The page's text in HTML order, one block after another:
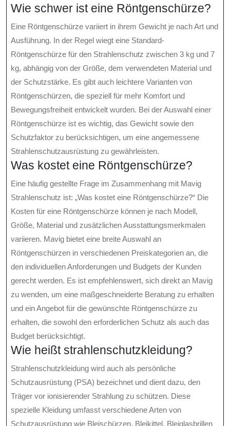
Wie schwer ist eine Röntgenschürze?
Eine Röntgenschürze variiert in ihrem Gewicht je nach Art und
Ausführung. In der Regel wiegt eine Standard-
Röntgenschürze für den Strahlenschutz zwischen 3 kg und 7
kg, abhängig von der Größe, dem verwendeten Material und
der Schutzstärke. Es gibt auch leichtere Varianten von
Röntgenschürzen, die speziell für mehr Komfort und
Bewegungsfreiheit entwickelt wurden. Bei der Auswahl einer
Röntgenschürze ist es wichtig, das Gewicht sowie den
Schutzfaktor zu berücksichtigen, um eine angemessene
Strahlenschutzausrüstung zu gewährleisten.
Was kostet eine Röntgenschürze?
Eine häufig gestellte Frage im Zusammenhang mit Mavig
Strahlenschutz ist: „Was kostet eine Röntgenschürze?“ Die
Kosten für eine Röntgenschürze können je nach Modell,
Größe, Material und zusätzlichen Ausstattungsmerkmalen
variieren. Mavig bietet eine breite Auswahl an
Röntgenschürzen in verschiedenen Preiskategorien an, die
den individuellen Anforderungen und Budgets der Kunden
gerecht werden. Es ist empfehlenswert, sich direkt an Mavig
zu wenden, um eine maßgeschneiderte Beratung zu erhalten
und ein Angebot für die gewünschte Röntgenschürze zu
erhalten, die sowohl den erforderlichen Schutz als auch das
Budget berücksichtigt.
Wie heißt strahlenschutzkleidung?
Strahlenschutzkleidung wird auch als persönliche
Schutzausrüstung (PSA) bezeichnet und dient dazu, den
Träger vor ionisierender Strahlung zu schützen. Diese
spezielle Kleidung umfasst verschiedene Arten von
Schutzausrüstung wie Bleischürzen, Bleikittel, Bleiglasbrillen